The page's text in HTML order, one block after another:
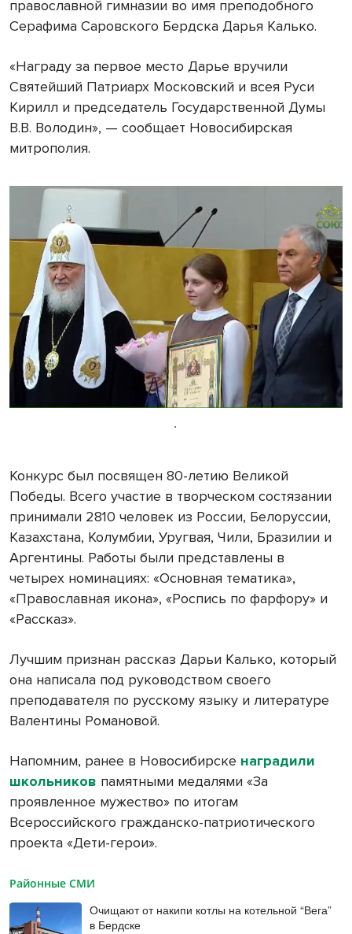
православной гимназии во имя преподобного
Серафима Саровского Бердска Дарья Калько.
«Награду за первое место Дарье вручили
Святейший Патриарх Московский и всея Руси
Кирилл и председатель Государственной Думы
В.В. Володин», — сообщает Новосибирская
митрополия.
.
Конкурс был посвящен 80-летию Великой
Победы. Всего участие в творческом состязании
принимали 2810 человек из России, Белоруссии,
Казахстана, Колумбии, Уругвая, Чили, Бразилии и
Аргентины. Работы были представлены в
четырех номинациях: «Основная тематика»,
«Православная икона», «Роспись по фарфору» и
«Рассказ».
Лучшим признан рассказ Дарьи Калько, который
она написала под руководством своего
преподавателя по русскому языку и литературе
Валентины Романовой.
Напомним, ранее в Новосибирске наградили
школьников памятными медалями «За
проявленное мужество» по итогам
Всероссийского гражданско-патриотического
проекта «Дети-герои».
Районные СМИ
Очищают от накипи котлы на котельной “Вега”
в Бердске